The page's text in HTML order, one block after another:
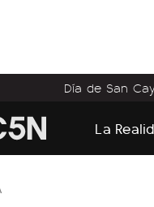
Día de San
La